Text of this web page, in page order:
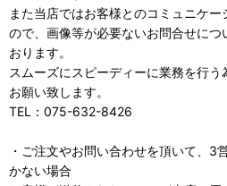
また当店ではお客様とのコミュニケ
ので、画像等が必要ないお問合せに
おります。
スムーズにスピーディーに業務を行
お願い致します。
TEL：075-632-8426
・ご注文やお問い合わせを頂いて、3
かない場合